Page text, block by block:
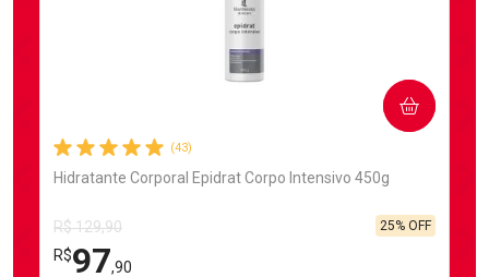
(43)
Hidratante Corporal Epidrat Corpo Intensivo 450g
R$ 129,90
R$97,90
25% OFF
COMPRAR